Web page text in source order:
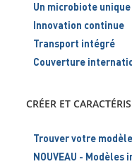
Un microbiote unique
Innovation continue
Transport intégré
Couverture
CRÉER ET
Trouver votre
NOUVEAU -